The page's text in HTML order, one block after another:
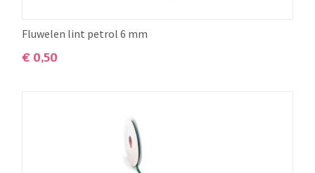
Fluwelen lint petrol 6 mm
€ 0,50